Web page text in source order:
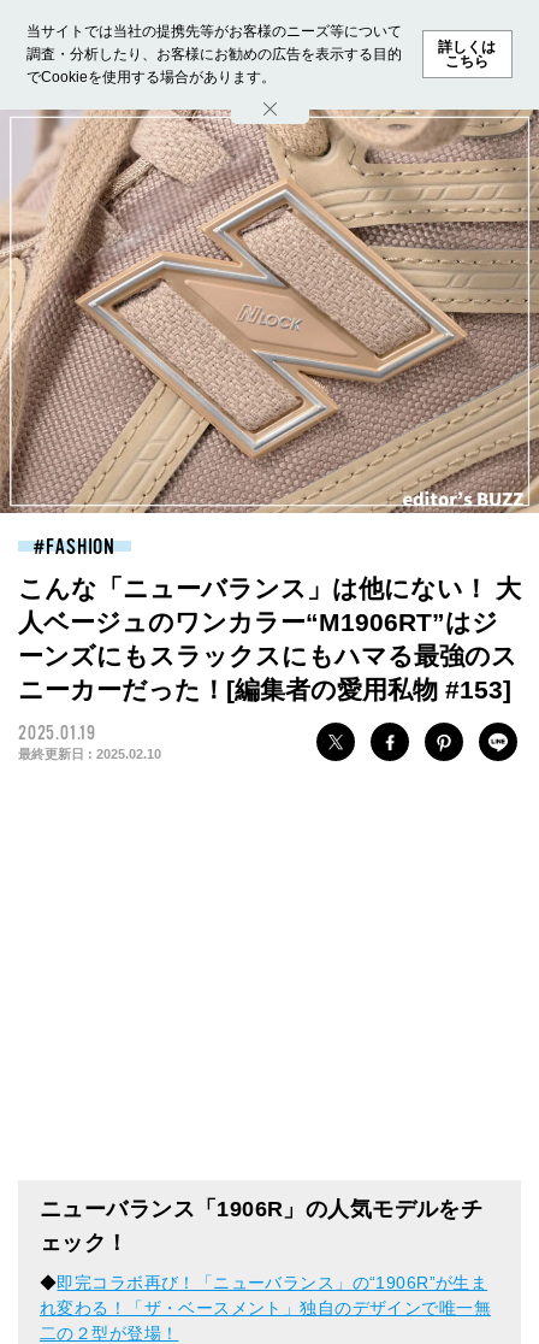
当サイトでは当社の提携先等がお客様のニーズ等について
調査・分析したり、お客様にお勧めの広告を表示する目的
でCookieを使用する場合があります。
詳しくは
こちら
ホーム モデル募集 ランキング ファッション ビューテ
FASHION
こんな「ニューバランス」は他にない！ 大
人ベージュのワンカラー“M1906RT”はジ
ーンズにもスラックスにもハマる最強のス
ニーカーだった！[編集者の愛用私物 #153]
2025.01.19
最終更新日 : 2025.02.10
ニューバランス「1906R」の人気モデルをチ
ェック！
◆即完コラボ再び！「ニューバランス」の“1906R”が生ま
れ変わる！「ザ・ベースメント」独自のデザインで唯一無
二の２型が登場！